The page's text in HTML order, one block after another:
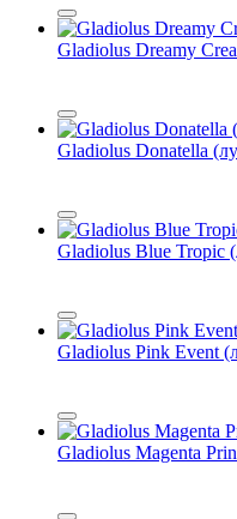
Gladiolus Dreamy
Gladiolus Donatella
Gladiolus Blue Tropic
Gladiolus Pink Event
Gladiolus Magenta